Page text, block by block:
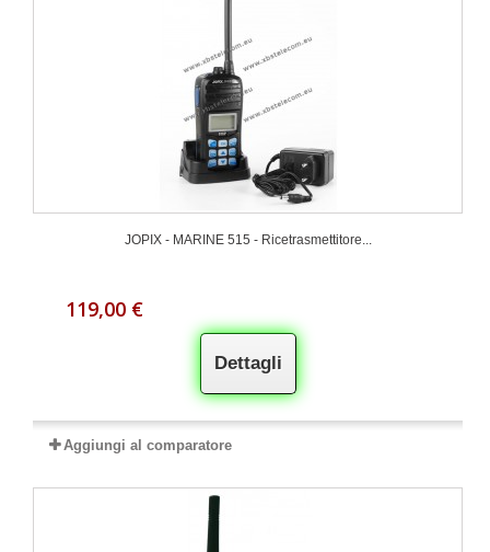
JOPIX - MARINE 515 - Ricetrasmettitore...
119,00 €
Dettagli
Aggiungi al comparatore